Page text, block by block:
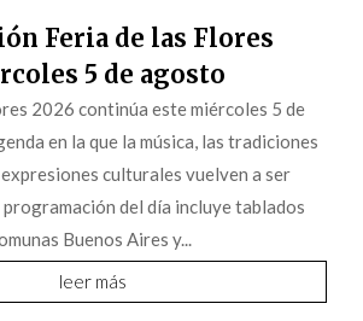
Feria de las Flores
5 de agosto
2026 continúa este miércoles 5 de
en la que la música, las tradiciones
culturales vuelven a ser
del día incluye tablados
Buenos Aires y...
leer más